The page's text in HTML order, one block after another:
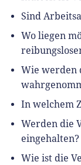
Sind
Wo liegen
Wie werden
In welchem
Werden die
eingehalten?
Wie ist die